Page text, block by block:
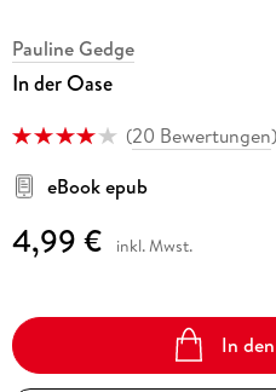
Pauline Gedge
In der Oase
(20 Bewertungen)
eBook epub
4,99 € inkl. Mwst.
In